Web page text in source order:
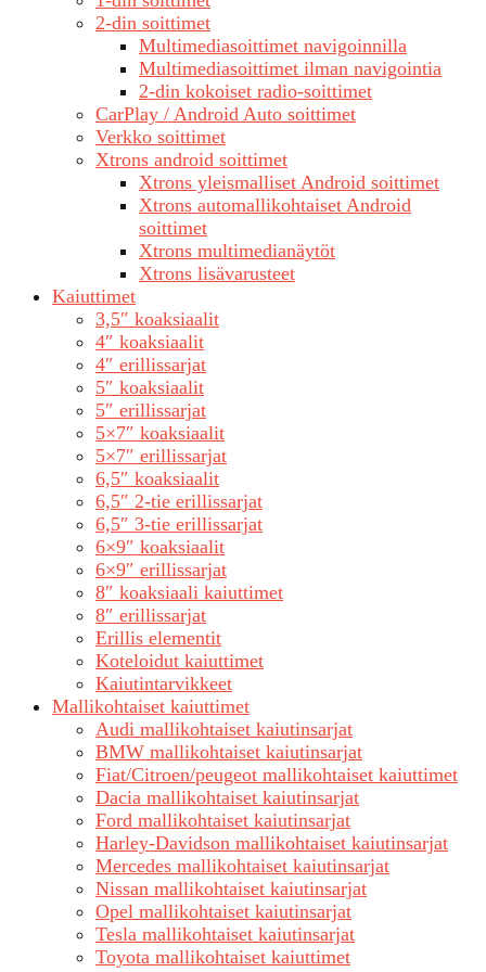
2-din soittimet
Multimediasoittimet navigoinnilla
Multimediasoittimet ilman navigointia
2-din kokoiset radio-soittimet
CarPlay / Android Auto soittimet
Verkko soittimet
Xtrons android soittimet
Xtrons yleismalliset Android soittimet
Xtrons automallikohtaiset Android
soittimet
Xtrons multimedianäytöt
Xtrons lisävarusteet
Kaiuttimet
3,5″ koaksiaalit
4″ koaksiaalit
4″ erillissarjat
5″ koaksiaalit
5″ erillissarjat
5×7″ koaksiaalit
5×7″ erillissarjat
6,5″ koaksiaalit
6,5″ 2-tie erillissarjat
6,5″ 3-tie erillissarjat
6×9″ koaksiaalit
6×9″ erillissarjat
8″ koaksiaali kaiuttimet
8″ erillissarjat
Erillis elementit
Koteloidut kaiuttimet
Kaiutintarvikkeet
Mallikohtaiset kaiuttimet
Audi mallikohtaiset kaiutinsarjat
BMW mallikohtaiset kaiutinsarjat
Fiat/Citroen/peugeot mallikohtaiset kaiuttimet
Dacia mallikohtaiset kaiutinsarjat
Ford mallikohtaiset kaiutinsarjat
Harley-Davidson mallikohtaiset kaiutinsarjat
Mercedes mallikohtaiset kaiutinsarjat
Nissan mallikohtaiset kaiutinsarjat
Opel mallikohtaiset kaiutinsarjat
Tesla mallikohtaiset kaiutinsarjat
Toyota mallikohtaiset kaiuttimet